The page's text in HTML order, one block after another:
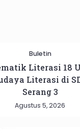
Buletin
Literasi 18
Literasi di
Serang 3
Agustus 5, 2026